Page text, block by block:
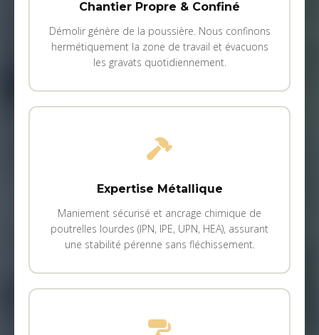
Chantier Propre & Confiné
Démolir génère de la poussière. Nous confinons
hermétiquement la zone de travail et évacuons
les gravats quotidiennement.
Expertise Métallique
Maniement sécurisé et ancrage chimique de
poutrelles lourdes (IPN, IPE, UPN, HEA), assurant
une stabilité pérenne sans fléchissement.